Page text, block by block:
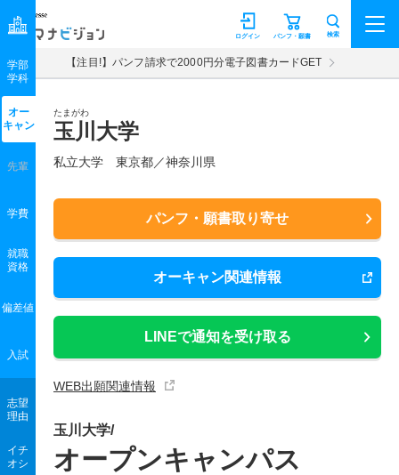
マナビジョン パンフ・願書
ログイン 検索
【注目!】パンフ請求で2000円分電子図書カードGET
たまがわ
玉川大学
私立大学 東京都／神奈川県
パンフ・願書取り寄せ
オーキャン関連情報
LINEで通知を受け取る
WEB出願関連情報
学部
学科
オー
キャン
先輩
学費
就職
資格
偏差値
入試
志望
理由
イチ
オシ
玉川大学/
オープンキャンパス